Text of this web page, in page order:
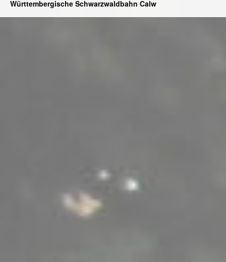
Württembergische Schwarzwaldbahn Calw